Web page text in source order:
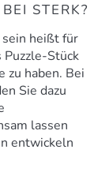
STERK?
sein heißt für
Puzzle-Stück
zu haben. Bei
Sie dazu
lassen
entwickeln